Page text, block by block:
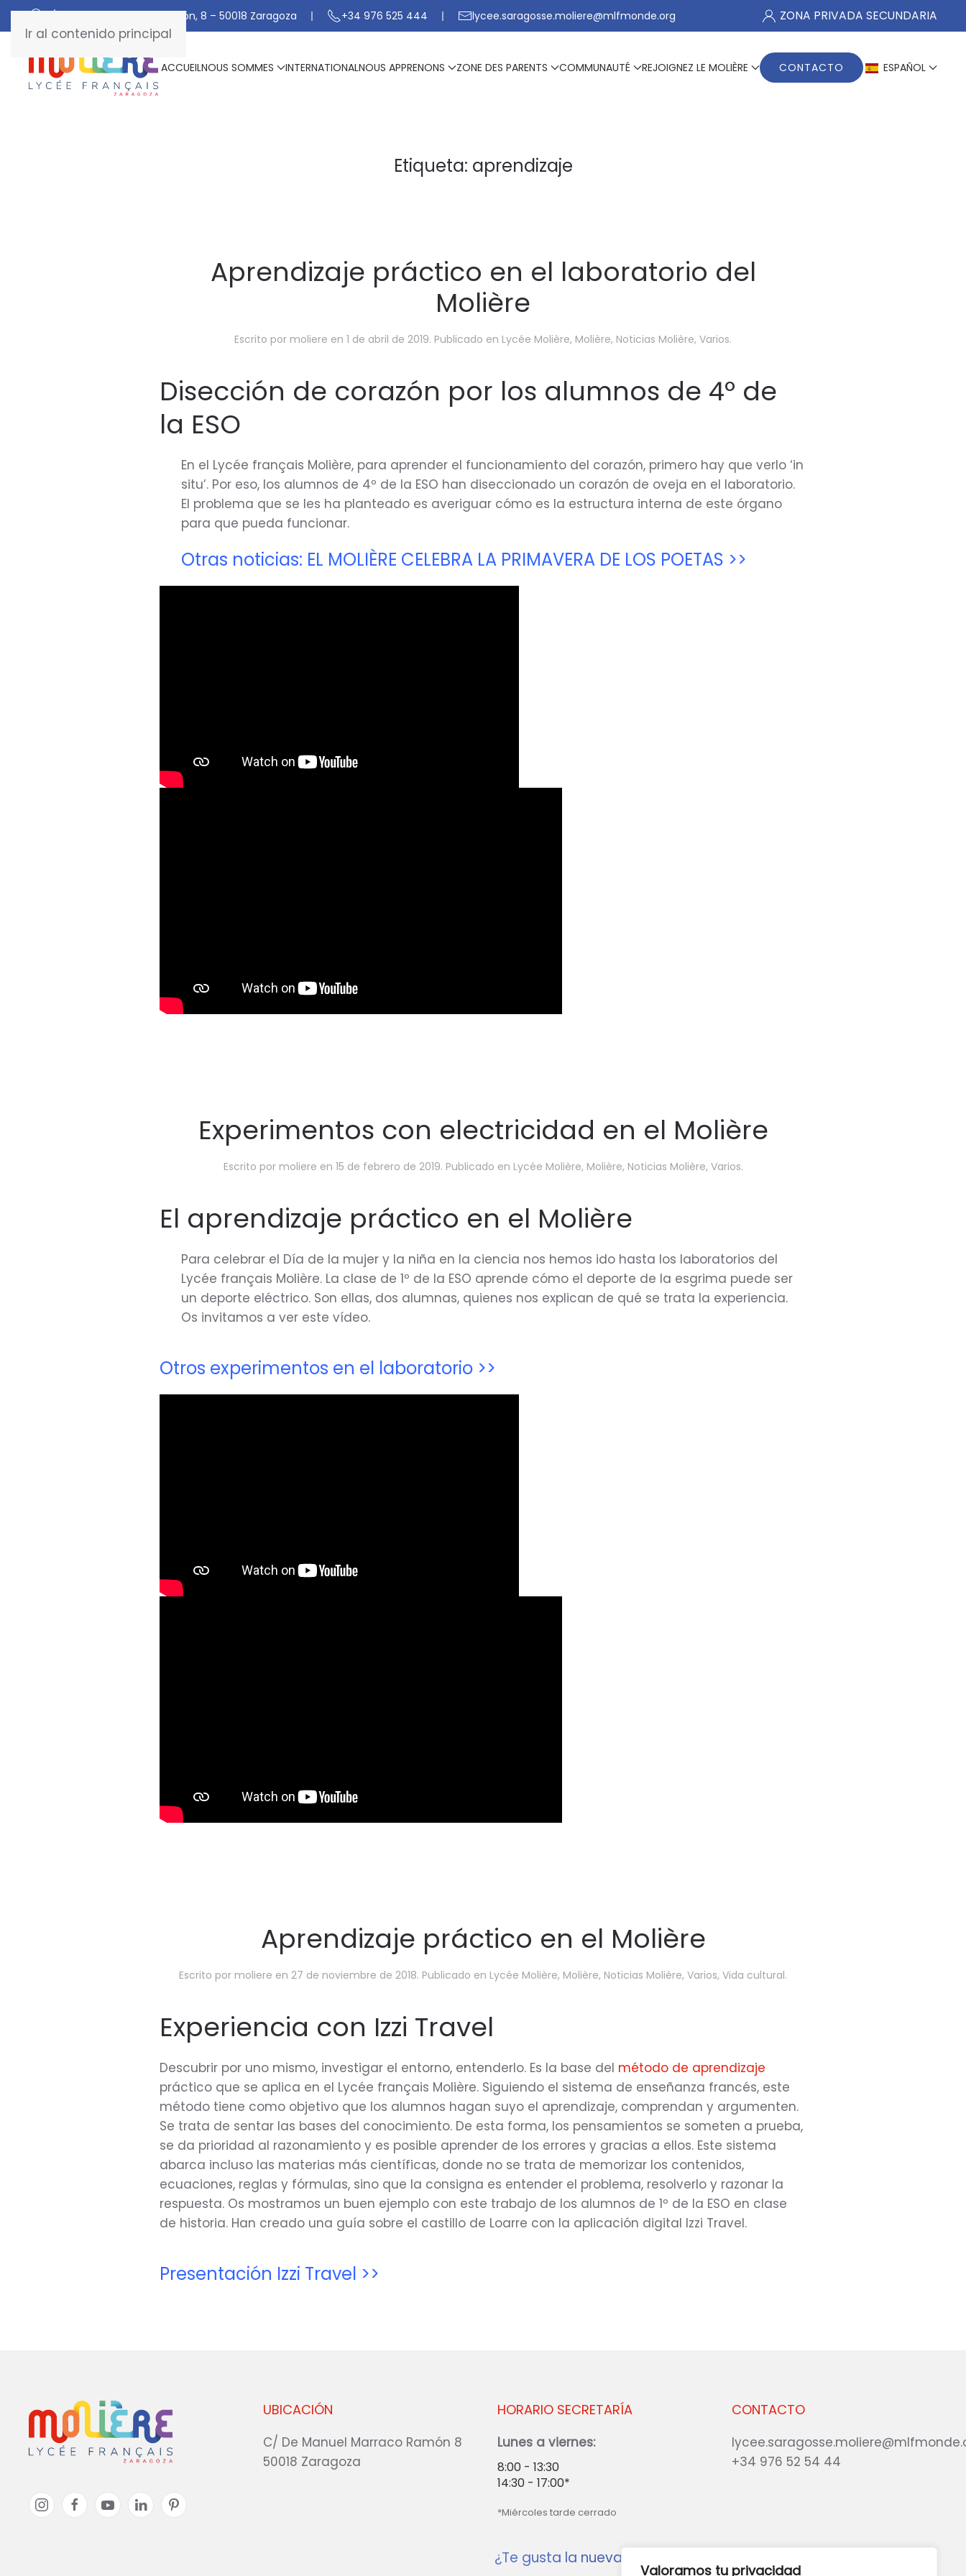
Valoramos tu privacidad
Ir al contenido principal
C/ De Manuel Marraco Ramón, 8 – 50018 Zaragoza +34 976 525 444 lycee.saragosse.moliere@mlfmonde.org ZONA PRIVADA SECUNDARIA
ACCUEILNOUS SOMMES INTERNATIONALNOUS APPRENONS ZONE DES PARENTS COMMUNAUTÉ REJOIGNEZ LE MOLIÈRE CONTACTO ESPAÑOL
Etiqueta: aprendizaje
Aprendizaje práctico en el laboratorio del
Molière
Escrito por moliere en 1 de abril de 2019. Publicado en Lycée Molière, Molière, Noticias Molière, Varios.
Disección de corazón por los alumnos de 4º de
la ESO
En el Lycée français Molière, para aprender el funcionamiento del corazón, primero hay que verlo ‘in
situ’. Por eso, los alumnos de 4º de la ESO han diseccionado un corazón de oveja en el laboratorio.
El problema que se les ha planteado es averiguar cómo es la estructura interna de este órgano
para que pueda funcionar.
Otras noticias: EL MOLIÈRE CELEBRA LA PRIMAVERA DE LOS POETAS >>
Experimentos con electricidad en el Molière
Escrito por moliere en 15 de febrero de 2019. Publicado en Lycée Molière, Molière, Noticias Molière, Varios.
El aprendizaje práctico en el Molière
Para celebrar el Día de la mujer y la niña en la ciencia nos hemos ido hasta los laboratorios del
Lycée français Molière. La clase de 1º de la ESO aprende cómo el deporte de la esgrima puede ser
un deporte eléctrico. Son ellas, dos alumnas, quienes nos explican de qué se trata la experiencia.
Os invitamos a ver este vídeo.
Otros experimentos en el laboratorio >>
Aprendizaje práctico en el Molière
Escrito por moliere en 27 de noviembre de 2018. Publicado en Lycée Molière, Molière, Noticias Molière, Varios, Vida cultural.
Experiencia con Izzi Travel
Descubrir por uno mismo, investigar el entorno, entenderlo. Es la base del método de aprendizaje
práctico que se aplica en el Lycée français Molière. Siguiendo el sistema de enseñanza francés, este
método tiene como objetivo que los alumnos hagan suyo el aprendizaje, comprendan y argumenten.
Se trata de sentar las bases del conocimiento. De esta forma, los pensamientos se someten a prueba,
se da prioridad al razonamiento y es posible aprender de los errores y gracias a ellos. Este sistema
abarca incluso las materias más científicas, donde no se trata de memorizar los contenidos,
ecuaciones, reglas y fórmulas, sino que la consigna es entender el problema, resolverlo y razonar la
respuesta. Os mostramos un buen ejemplo con este trabajo de los alumnos de 1º de la ESO en clase
de historia. Han creado una guía sobre el castillo de Loarre con la aplicación digital Izzi Travel.
Presentación Izzi Travel >>
UBICACIÓN
C/ De Manuel Marraco Ramón 8
50018 Zaragoza
CONTACTO
+34 976 52 54 44
HORARIO SECRETARÍA
Lunes a viernes:
8:00 - 13:30
14:30 - 17:00*
*Miércoles tarde cerrado
¿Te gusta la nueva web?